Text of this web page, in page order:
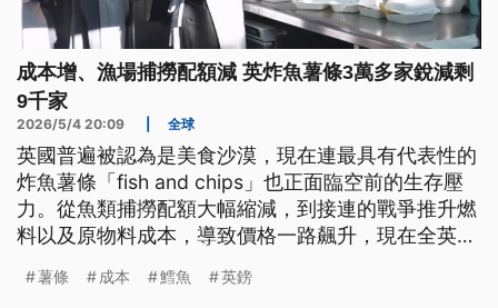
成本增、漁場捕撈配額減 英炸魚薯條3萬多家銳減剩
9千家
2026/5/4 20:09 全球
英國普遍被認為是美食沙漠，現在連最具有代表性的
炸魚薯條「fish and chips」也正面臨空前的生存壓
力。從魚類捕撈配額大幅縮減，到接連的戰爭推升燃
料以及原物料成本，導致價格一路飆升，現在全英國
分之二以上，而一份超過台幣600元的價位，也讓民
薯條 成本 鱈魚 英鎊